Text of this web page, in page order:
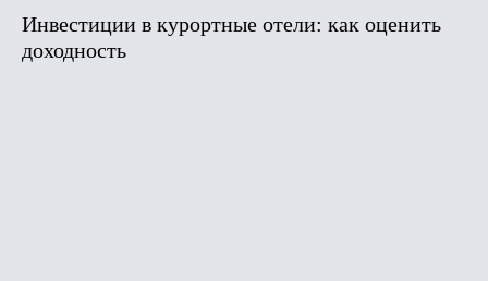
Инвестиции в курортные отели: как оценить
доходность